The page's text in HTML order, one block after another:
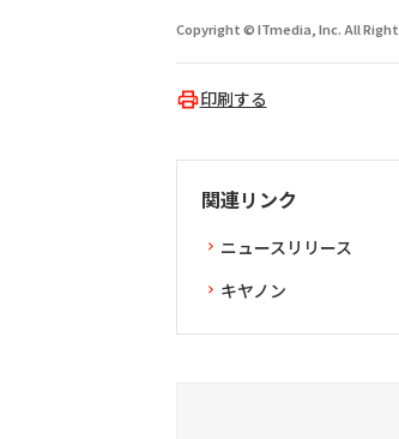
Copyright © ITmedia, Inc. All
印刷する
関連リンク
ニュースリリース
キヤノン